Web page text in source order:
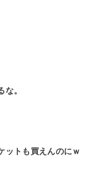
。
ットも買えんのにｗ